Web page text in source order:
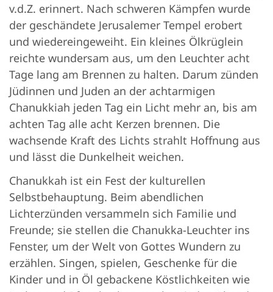
v.d.Z. erinnert. Nach schweren Kämpfen wurde
der geschändete Jerusalemer Tempel erobert
und wiedereingeweiht. Ein kleines Ölkrüglein
reichte wundersam aus, um den Leuchter acht
Tage lang am Brennen zu halten. Darum zünden
Jüdinnen und Juden an der achtarmigen
Chanukkiah jeden Tag ein Licht mehr an, bis am
achten Tag alle acht Kerzen brennen. Die
wachsende Kraft des Lichts strahlt Hoffnung aus
und lässt die Dunkelheit weichen.
Chanukkah ist ein Fest der kulturellen
Selbstbehauptung. Beim abendlichen
Lichterzünden versammeln sich Familie und
Freunde; sie stellen die Chanukka-Leuchter ins
Fenster, um der Welt von Gottes Wundern zu
erzählen. Singen, spielen, Geschenke für die
Kinder und in Öl gebackene Köstlichkeiten wie